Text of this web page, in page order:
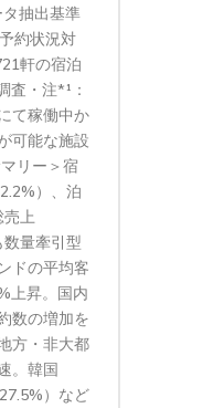
抽出基準
約状況対
軒の宿泊
査・注*¹：
て稼働中か
可能な施設
リー＞宿
）、泊
上
数量牽引型
ドの平均客
上昇。国内
数の増加を
方・非大都
。韓国
）など